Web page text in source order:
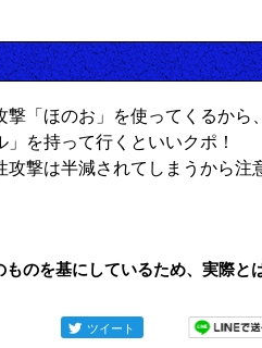
撃「ほのお」を使ってくるから
」を持って行くといいクポ！
攻撃は半減されてしまうから注
のを基にしているため、実際と
ツイート